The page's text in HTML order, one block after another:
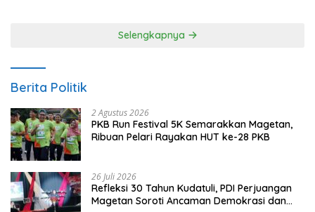
Selengkapnya
Berita Politik
2 Agustus 2026
PKB Run Festival 5K Semarakkan Magetan,
Ribuan Pelari Rayakan HUT ke-28 PKB
26 Juli 2026
Refleksi 30 Tahun Kudatuli, PDI Perjuangan
Magetan Soroti Ancaman Demokrasi dan